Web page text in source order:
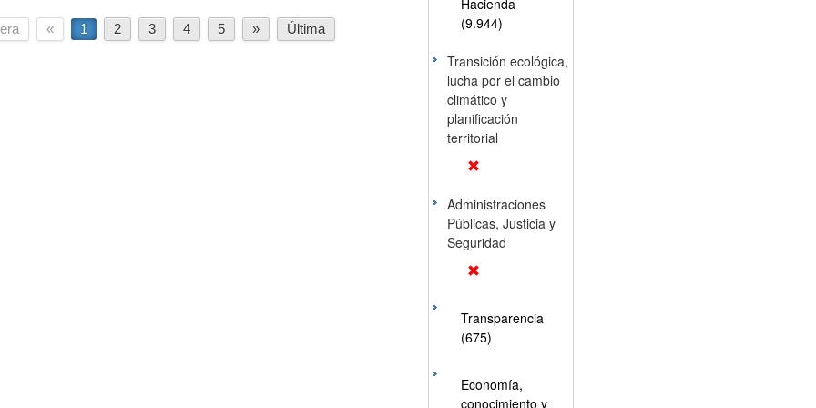
« 1 2 3 4 5 » Última
Hacienda
(9.944)
Transición ecológica,
lucha por el cambio
climático y
planificación
territorial
Administraciones
Públicas, Justicia y
Seguridad
Transparencia
(675)
Economía,
conocimiento y